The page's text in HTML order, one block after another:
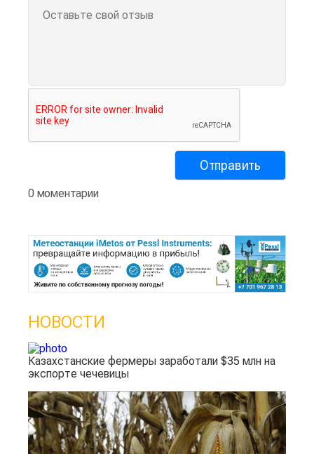
0 моментарии
НОВОСТИ
Казахстанские фермеры заработали $35 млн на
экспорте чечевицы